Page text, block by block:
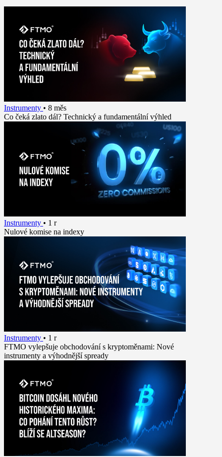
Instrumenty • 8 měs
Co čeká zlato dál? Technický a fundamentální výhled
Instrumenty • 1 r
Nulové komise na indexy
Instrumenty • 1 r
FTMO vylepšuje obchodování s kryptoměnami: Nové
instrumenty a výhodnější spready